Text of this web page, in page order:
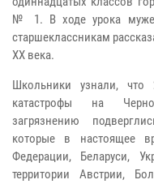
№ 1. В ходе урока
старшеклассникам
XX века.
Школьники узнали, что
катастрофы на
загрязнению
которые в настоящее
Федерации, Беларуси,
территории Австрии,